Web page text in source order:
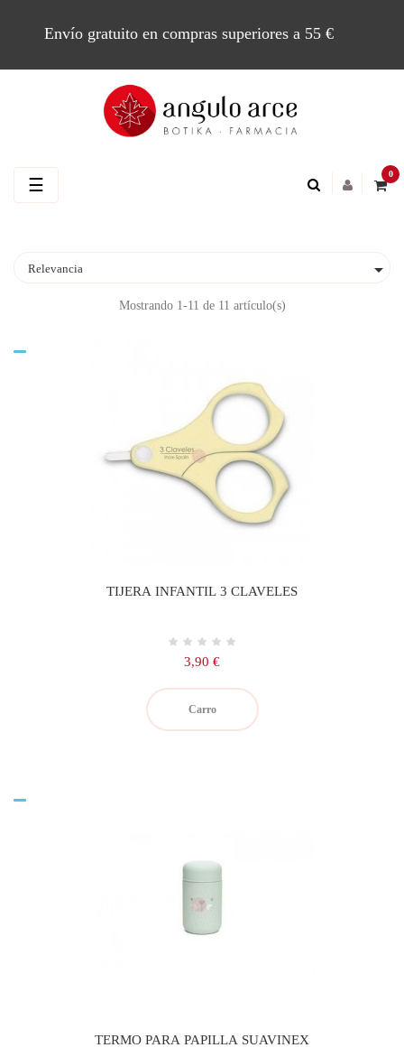
Envío gratuito en compras superiores a 55 €
0
Navegación
☰
Relevancia 
Mostrando 1-11 de 11 artículo(s)
TIJERA INFANTIL 3 CLAVELES
Precio
3,90 €
Carro
TERMO PARA PAPILLA SUAVINEX